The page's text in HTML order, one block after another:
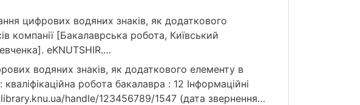
цифрових водяних знаків, як додаткового
компанії [Бакалаврська робота, Київський
eKNUTSHIR.
водяних знаків, як додаткового елементу в
робота бакалавра : 12 Інформаційні
handle/123456789/1547 (дата звернення: